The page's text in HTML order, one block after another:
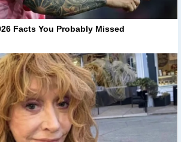
Facts You Probably Missed